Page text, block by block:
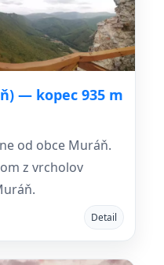
— kopec 935 m
od obce Muráň.
z vrcholov
Detail